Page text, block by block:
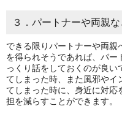
３．パートナーや両親
できる限りパートナーや両親
を得られそうであれば、パー
っくり話をしておくのが良い
てしまった時、また風邪やイ
てしまった時に、身近に対応
担を減らすことができます。